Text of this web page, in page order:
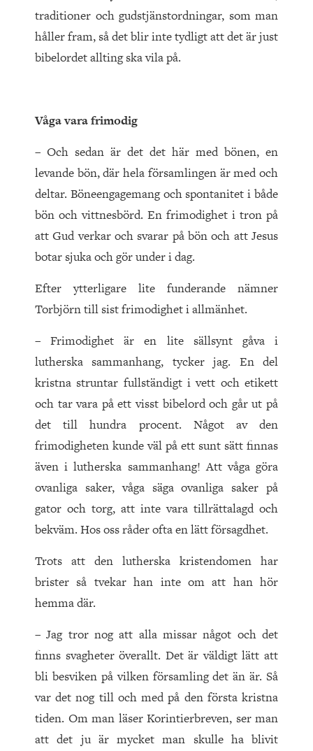
traditioner och gudstjänstordningar, som man
håller fram, så det blir inte tydligt att det är just
bibelordet allting ska vila på.
Våga vara frimodig
– Och sedan är det det här med bönen, en
levande bön, där hela församlingen är med och
deltar. Böneengagemang och spontanitet i både
bön och vittnesbörd. En frimodighet i tron på
att Gud verkar och svarar på bön och att Jesus
botar sjuka och gör under i dag.
Efter ytterligare lite funderande nämner
Torbjörn till sist frimodighet i allmänhet.
– Frimodighet är en lite sällsynt gåva i
lutherska sammanhang, tycker jag. En del
kristna struntar fullständigt i vett och etikett
och tar vara på ett visst bibelord och går ut på
det till hundra procent. Något av den
frimodigheten kunde väl på ett sunt sätt finnas
även i lutherska sammanhang! Att våga göra
ovanliga saker, våga säga ovanliga saker på
gator och torg, att inte vara tillrättalagd och
bekväm. Hos oss råder ofta en lätt försagdhet.
Trots att den lutherska kristendomen har
brister så tvekar han inte om att han hör
hemma där.
– Jag tror nog att alla missar något och det
finns svagheter överallt. Det är väldigt lätt att
bli besviken på vilken församling det än är. Så
var det nog till och med på den första kristna
tiden. Om man läser Korintierbreven, ser man
att det ju är mycket man skulle ha blivit